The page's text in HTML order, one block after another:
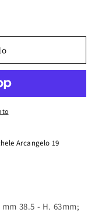
Arcangelo 19
38.5 - H. 63mm;